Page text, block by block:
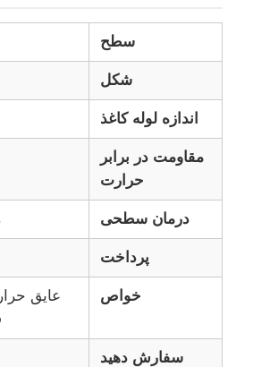
با ما تماس بگیرید
موارد
درخواست قیمت
رول فویل آلومینیوم
سطح
شکل
اندازه لوله کاغذ
مقاومت در برابر
حرارت
درمان سطحی
پرداخت
خواص
عایق
سفارش دهید